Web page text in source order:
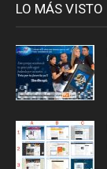
LO MÁS VISTO